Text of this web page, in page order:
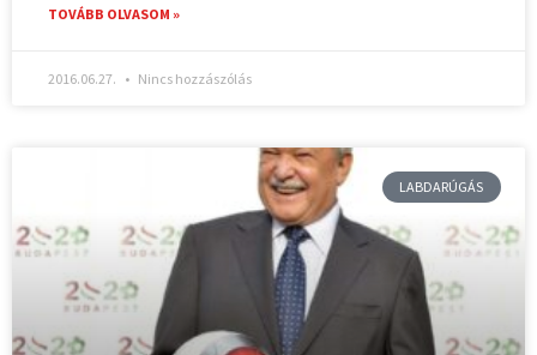
TOVÁBB OLVASOM »
2016.06.27. Nincs hozzászólás
LABDARÚGÁS